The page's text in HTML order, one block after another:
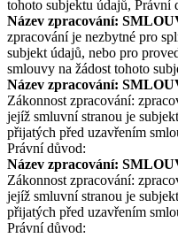
tohoto subjektu údajů, Právní
Název zpracování:
zpracování je nezbytné pro
subjekt údajů, nebo pro
smlouvy na žádost tohoto
Název zpracování:
Zákonnost zpracování:
jejíž smluvní stranou je
přijatých před uzavřením
Právní důvod:
Název zpracování:
Zákonnost zpracování:
jejíž smluvní stranou je
přijatých před uzavřením
Právní důvod: